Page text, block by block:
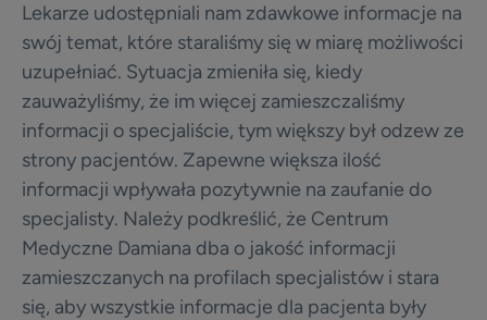
Lekarze udostępniali nam zdawkowe informacje na
swój temat, które staraliśmy się w miarę możliwości
uzupełniać. Sytuacja zmieniła się, kiedy
zauważyliśmy, że im więcej zamieszczaliśmy
informacji o specjaliście, tym większy był odzew ze
strony pacjentów. Zapewne większa ilość
informacji wpływała pozytywnie na zaufanie do
specjalisty. Należy podkreślić, że Centrum
Medyczne Damiana dba o jakość informacji
zamieszczanych na profilach specjalistów i stara
się, aby wszystkie informacje dla pacjenta były